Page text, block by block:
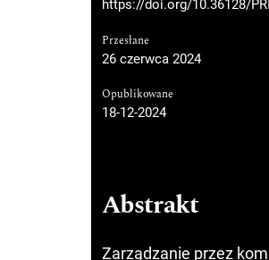
https://doi.org/10.36128/
Przesłane
26 czerwca 2024
Opublikowane
18-12-2024
Abstrakt
Zarządzanie przez